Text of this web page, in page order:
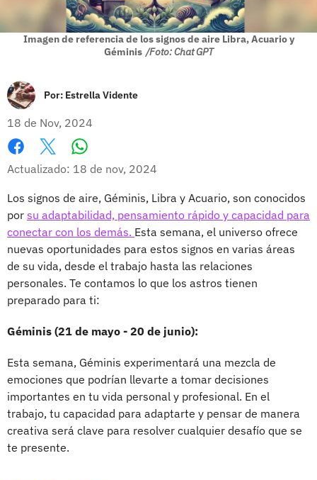
Imagen de referencia de los signos de aire Libra, Acuario y
Géminis /Foto: Chat GPT
Por: Estrella Vidente
18 de Nov, 2024
Facebook
X
Actualizado: 18 de nov, 2024
Los signos de aire, Géminis, Libra y Acuario, son conocidos
por su adaptabilidad, pensamiento rápido y capacidad para
conectar con los demás. Esta semana, el universo ofrece
nuevas oportunidades para estos signos en varias áreas
de su vida, desde el trabajo hasta las relaciones
personales. Te contamos lo que los astros tienen
preparado para ti:
Géminis (21 de mayo - 20 de junio):
Esta semana, Géminis experimentará una mezcla de
emociones que podrían llevarte a tomar decisiones
importantes en tu vida personal y profesional. En el
trabajo, tu capacidad para adaptarte y pensar de manera
creativa será clave para resolver cualquier desafío que se
te presente.